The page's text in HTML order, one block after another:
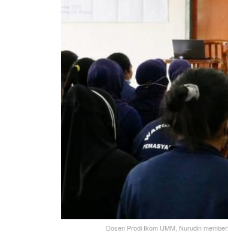
Dosen Prodi Ikom UMM, Nurudin